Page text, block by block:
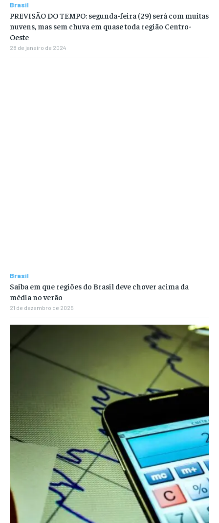
Brasil
PREVISÃO DO TEMPO: segunda-feira (29) será com muitas
nuvens, mas sem chuva em quase toda região Centro-
Oeste
28 de janeiro de 2024
Brasil
Saiba em que regiões do Brasil deve chover acima da
média no verão
21 de dezembro de 2025